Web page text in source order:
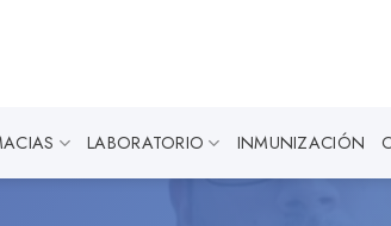
LABORATORIO INMUNIZACIÓN